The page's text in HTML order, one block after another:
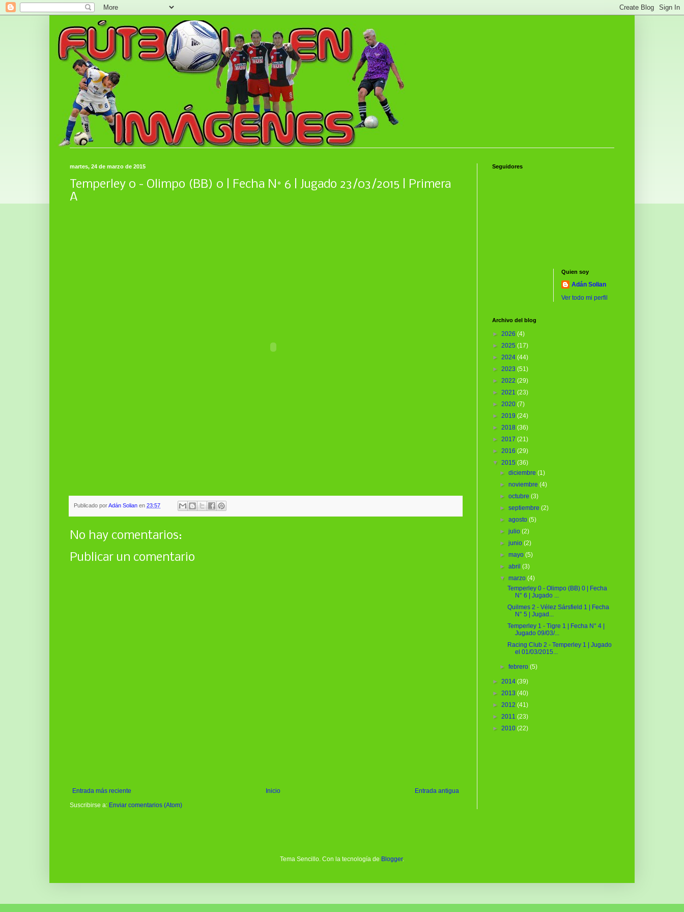
martes, 24 de marzo de 2015
Temperley 0 - Olimpo (BB) 0 | Fecha N° 6 | Jugado 23/03/2015 | Primera
A
Publicado porAdán Solian en 23:57
No hay comentarios:
Publicar un comentario
Entrada más reciente Entrada antigua
Inicio
Suscribirse a: Enviar comentarios (Atom)
Seguidores
Quien soy
Adán Solian
Ver todo mi perfil
Archivo del blog
► 2026 (4)
► 2025 (17)
► 2024 (44)
► 2023 (51)
► 2022 (29)
► 2021 (23)
► 2020 (7)
► 2019 (24)
► 2018 (36)
► 2017 (21)
► 2016 (29)
▼ 2015 (36)
►diciembre(1)
►noviembre(4)
►octubre(3)
►septiembre(2)
►agosto(5)
►julio(2)
►junio(2)
►mayo(5)
►abril(3)
▼marzo(4)
Temperley 0 - Olimpo (BB) 0 | Fecha
N° 6 | Jugado ...
Quilmes 2 - Vélez Sársfield 1 | Fecha
N° 5 | Jugad...
Temperley 1 - Tigre 1 | Fecha N° 4 |
Jugado 09/03/...
Racing Club 2 - Temperley 1 | Jugado
el 01/03/2015...
►febrero(5)
► 2014 (39)
► 2013 (40)
► 2012 (41)
► 2011 (23)
► 2010 (22)
Tema Sencillo. Con la tecnología de Blogger.